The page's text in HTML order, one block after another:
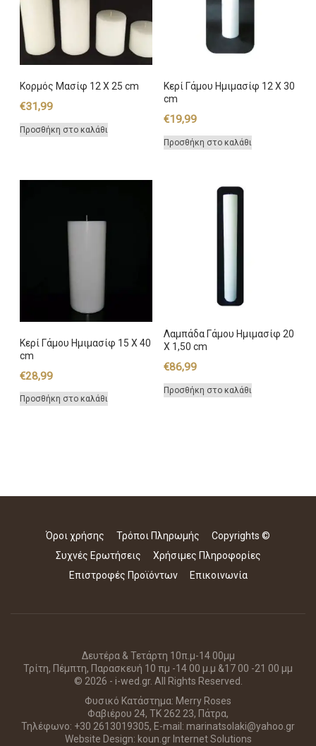
Κορμός Μασίφ 12 Χ 25 cm
€31,99
Προσθήκη στο καλάθι
Κερί Γάμου Ημιμασίφ 12 Χ 30
cm
€19,99
Προσθήκη στο καλάθι
Κερί Γάμου Ημιμασίφ 15 Χ 40
cm
€28,99
Προσθήκη στο καλάθι
Λαμπάδα Γάμου Ημιμασίφ 20
Χ 1,50 cm
€86,99
Προσθήκη στο καλάθι
Όροι χρήσης Τρόποι Πληρωμής
Copyrights ©
Συχνές Ερωτήσεις
Χρήσιμες Πληροφορίες
Επιστροφές Προϊόντων
Επικοινωνία
Δευτέρα & Τετάρτη 10π.μ-14 00μμ
Τρίτη, Πέμπτη, Παρασκευή 10 πμ -14 00 μ.μ &17 00 -21 00 μμ
© 2026 - i-wed.gr. All Rights Reserved.
Φυσικό Κατάστημα: Merry Roses
Φαβιέρου 24, ΤΚ 262 23, Πάτρα,
Τηλέφωνο: +30 2613019305, E-mail: marinatsolaki@yahoo.gr
Website Design: koun.gr Internet Solutions